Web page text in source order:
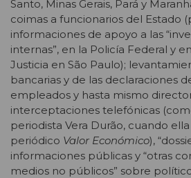
Santo, Minas Gerais, Pará y
coimas a funcionarios del Estado
informaciones de apoyo a las
internas”, en la Policía Federal y
Justicia en São Paulo);
bancarias y de las declaraciones
empleados y hasta mismo
interceptaciones telefónicas
periodista Vera Durão, cuando
periódico Valor Económico),
informaciones públicas y “otras
medios no públicos” sobre